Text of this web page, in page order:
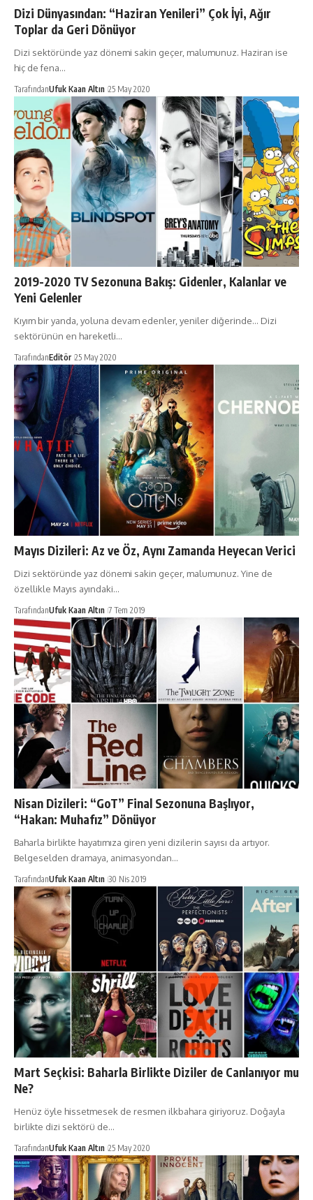
Dizi Dünyasından: “Haziran Yenileri” Çok İyi, Ağır
Toplar da Geri Dönüyor
Dizi sektöründe yaz dönemi sakin geçer, malumunuz. Haziran ise
hiç de fena…
TarafındanUfuk Kaan Altın 25 May 2020
2019-2020 TV Sezonuna Bakış: Gidenler, Kalanlar ve
Yeni Gelenler
Kıyım bir yanda, yoluna devam edenler, yeniler diğerinde... Dizi
sektörünün en hareketli…
TarafındanEditör 25 May 2020
Mayıs Dizileri: Az ve Öz, Aynı Zamanda Heyecan Verici
Dizi sektöründe yaz dönemi sakin geçer, malumunuz. Yine de
özellikle Mayıs ayındaki…
TarafındanUfuk Kaan Altın 7 Tem 2019
Nisan Dizileri: “GoT” Final Sezonuna Başlıyor,
“Hakan: Muhafız” Dönüyor
Baharla birlikte hayatımıza giren yeni dizilerin sayısı da artıyor.
Belgeselden dramaya, animasyondan…
TarafındanUfuk Kaan Altın 30 Nis 2019
Mart Seçkisi: Baharla Birlikte Diziler de Canlanıyor mu
Ne?
Henüz öyle hissetmesek de resmen ilkbahara giriyoruz. Doğayla
birlikte dizi sektörü de…
TarafındanUfuk Kaan Altın 25 May 2020